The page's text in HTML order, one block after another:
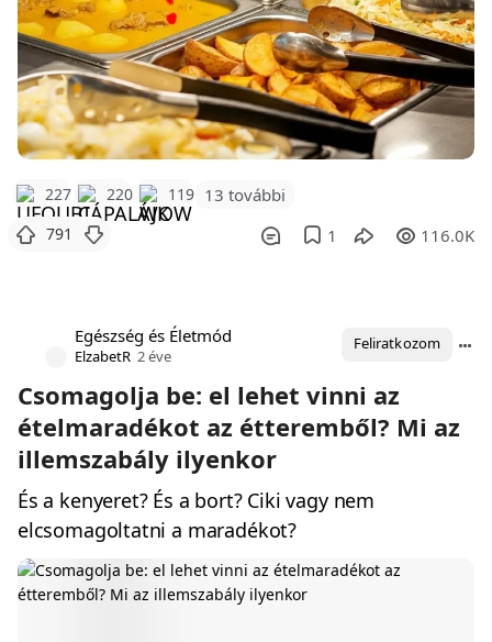
227 220 119 13 további
791 1 116.0K
Egészség és Életmód
ElzabetR 2 éve
Feliratkozom
Csomagolja be: el lehet vinni az
ételmaradékot az étteremből? Mi az
illemszabály ilyenkor
És a kenyeret? És a bort? Ciki vagy nem
elcsomagoltatni a maradékot?